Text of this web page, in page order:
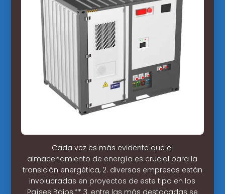
Cada vez es más evidente que el
almacenamiento de energía es crucial para la
transición energética, 2. diversas empresas están
involucradas en proyectos de este tipo en los
Países Bajos,** 3. entre las más destacadas se